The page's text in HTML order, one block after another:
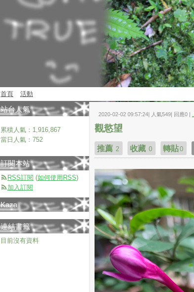
首頁 活動
2020-02-02 09:57:24| 人氣549| 回應0 |
觀慾望
推薦 2 收藏 0 轉貼0
站台人氣
累積人氣： 1,916,867
當日人氣： 752
訂閱本站
RSS訂閱 (如何使用RSS)
加入訂閱
Kaza
連結書籤
目前沒有資料